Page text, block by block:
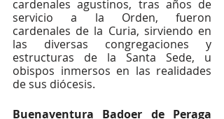
cardenales agustinos, tras años de
servicio a la Orden, fueron
cardenales de la Curia, sirviendo en
las diversas congregaciones y
estructuras de la Santa Sede, u
obispos inmersos en las realidades
de sus diócesis.